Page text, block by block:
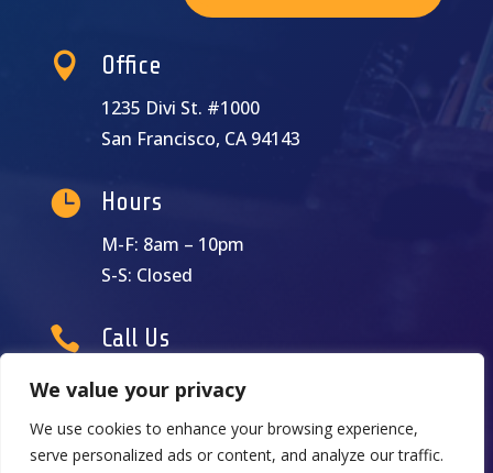
We value your privacy
We use cookies to enhance your browsing experience,
serve personalized ads or content, and analyze our traffic.
 Office
1235 Divi St. #1000
San Francisco, CA 94143
 Hours
M-F: 8am – 10pm
S-S: Closed
 Call Us
(235) 396-0987